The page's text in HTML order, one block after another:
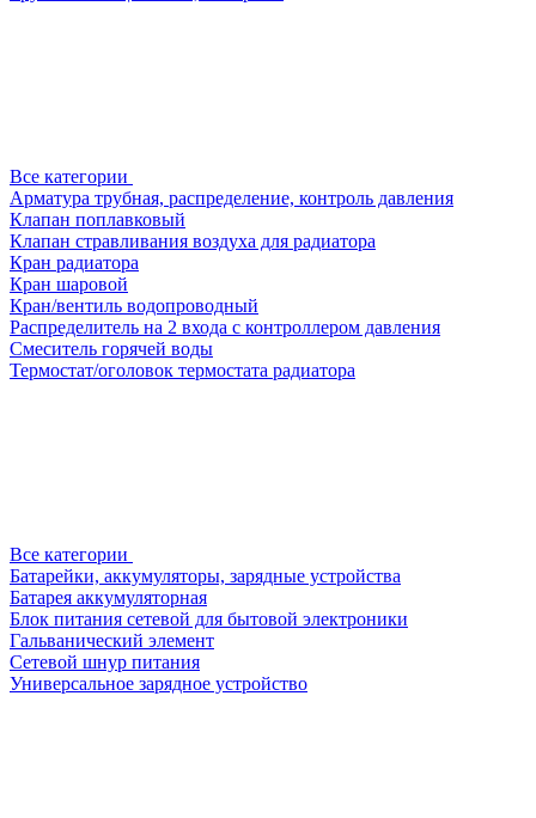
Все категории
Арматура трубная, распределение, контроль давления
Клапан поплавковый
Клапан стравливания воздуха для радиатора
Кран радиатора
Кран шаровой
Кран/вентиль водопроводный
Распределитель на 2 входа с контроллером давления
Смеситель горячей воды
Термостат/оголовок термостата радиатора
Все категории
Батарейки, аккумуляторы, зарядные устройства
Батарея аккумуляторная
Блок питания сетевой для бытовой электроники
Гальванический элемент
Сетевой шнур питания
Универсальное зарядное устройство